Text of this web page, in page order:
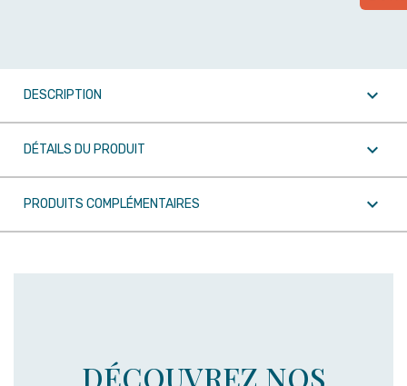
DESCRIPTION 
DÉTAILS DU PRODUIT 
PRODUITS COMPLÉMENTAIRES 
DÉCOUVREZ NOS